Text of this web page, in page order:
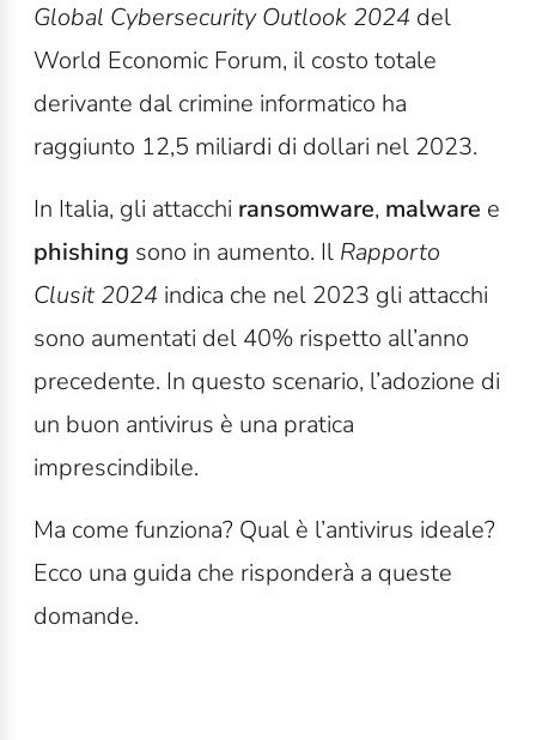
Global Cybersecurity Outlook 2024 del
World Economic Forum, il costo totale
derivante dal crimine informatico ha
raggiunto 12,5 miliardi di dollari nel 2023.
In Italia, gli attacchi ransomware, malware e
phishing sono in aumento. Il Rapporto
Clusit 2024 indica che nel 2023 gli attacchi
sono aumentati del 40% rispetto all’anno
precedente. In questo scenario, l’adozione di
un buon antivirus è una pratica
imprescindibile.
Ma come funziona? Qual è l’antivirus ideale?
Ecco una guida che risponderà a queste
domande.